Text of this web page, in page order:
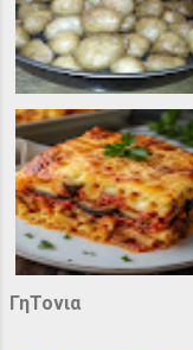
ΓηΤονια